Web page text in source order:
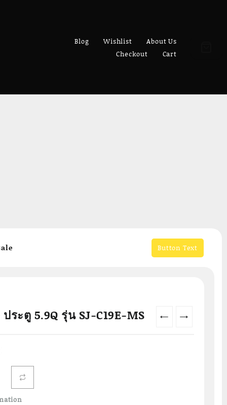
Blog Wishlist
About Us
Checkout
Cart
Button Text
← →
ประตู 5.9Q รุ่น SJ-C19E-MS
is:
฿6,490.00.